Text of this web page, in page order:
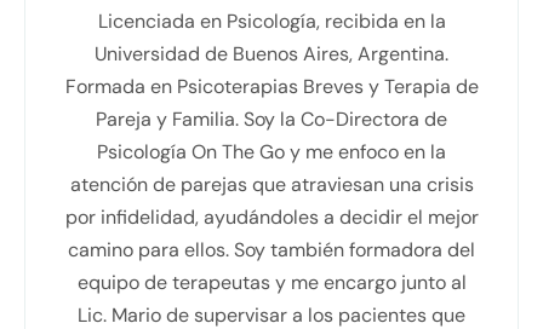
Licenciada en Psicología, recibida en la
Universidad de Buenos Aires, Argentina.
Formada en Psicoterapias Breves y Terapia de
Pareja y Familia. Soy la Co-Directora de
Psicología On The Go y me enfoco en la
atención de parejas que atraviesan una crisis
por infidelidad, ayudándoles a decidir el mejor
camino para ellos. Soy también formadora del
equipo de terapeutas y me encargo junto al
Lic. Mario de supervisar a los pacientes que